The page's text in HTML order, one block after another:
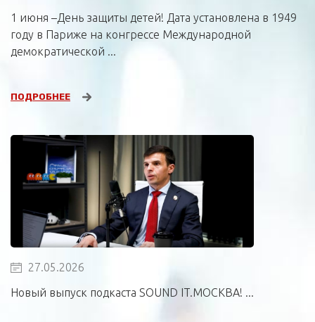
1 июня –День защиты детей! Дата установлена в 1949
году в Париже на конгрессе Международной
демократической ...
ПОДРОБНЕЕ
27.05.2026
Новый выпуск подкаста SOUND IT.МОСКВА! ...